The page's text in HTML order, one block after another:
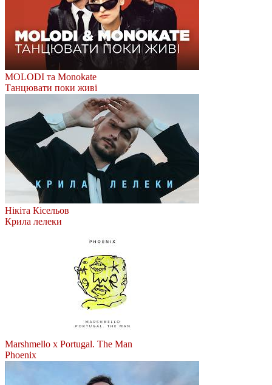
MOLODI та Monokate
Танцювати поки живі
Нікіта Кісельов
Крила лелеки
Marshmello x Portugal. The Man
Phoenix